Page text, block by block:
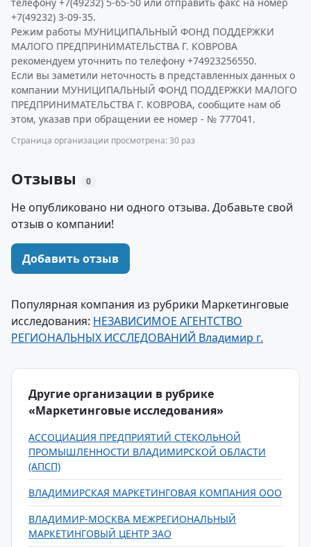
+7(49232) 3-09-35.
Режим работы МУНИЦИПАЛЬНЫЙ ФОНД ПОДДЕРЖКИ
МАЛОГО ПРЕДПРИНИМАТЕЛЬСТВА Г. КОВРОВА
рекомендуем уточнить по телефону +74923256550.
Если вы заметили неточность в представленных данных о
компании МУНИЦИПАЛЬНЫЙ ФОНД ПОДДЕРЖКИ МАЛОГО
ПРЕДПРИНИМАТЕЛЬСТВА Г. КОВРОВА, сообщите нам об
этом, указав при обращении ее номер - № 777041.
Страница организации просмотрена: 30 раз
Отзывы 0
Не опубликовано ни одного отзыва. Добавьте свой
отзыв о компании!
Добавить отзыв
Популярная компания из рубрики Маркетинговые
исследования: НЕЗАВИСИМОЕ АГЕНТСТВО
РЕГИОНАЛЬНЫХ ИССЛЕДОВАНИЙ Владимир г.
Другие организации в рубрике
«Маркетинговые исследования»
АССОЦИАЦИЯ ПРЕДПРИЯТИЙ СТЕКОЛЬНОЙ
ПРОМЫШЛЕННОСТИ ВЛАДИМИРСКОЙ ОБЛАСТИ
(АПСП)
ВЛАДИМИРСКАЯ МАРКЕТИНГОВАЯ КОМПАНИЯ ООО
ВЛАДИМИР-МОСКВА МЕЖРЕГИОНАЛЬНЫЙ
МАРКЕТИНГОВЫЙ ЦЕНТР ЗАО